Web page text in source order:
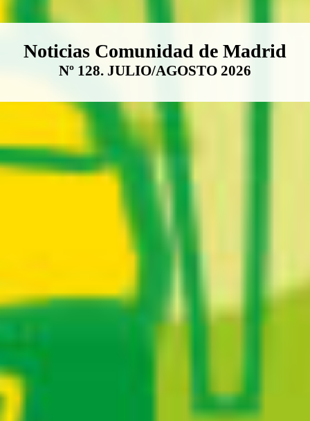
Boletín Noticias Comunidad de
Noticias Comunidad de Madrid
Nº 128. JULIO/AGOSTO 2026